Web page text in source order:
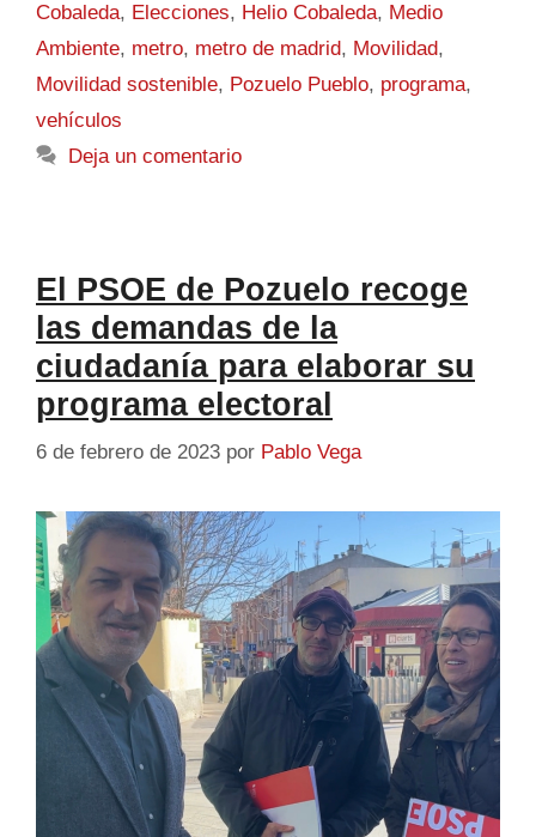
Cobaleda, Elecciones, Helio Cobaleda, Medio
Ambiente, metro, metro de madrid, Movilidad,
Movilidad sostenible, Pozuelo Pueblo, programa,
vehículos
Deja un comentario
El PSOE de Pozuelo recoge
las demandas de la
ciudadanía para elaborar su
programa electoral
6 de febrero de 2023 por Pablo Vega